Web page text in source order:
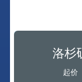
洛杉
起价